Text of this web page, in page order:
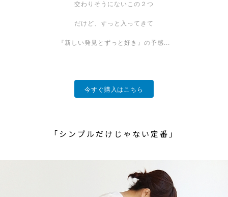
交わりそうにないこの２つ
だけど、すっと入ってきて
『新しい発見とずっと好き』の予感...
今すぐ購入はこちら
「シンプルだけじゃない定番」